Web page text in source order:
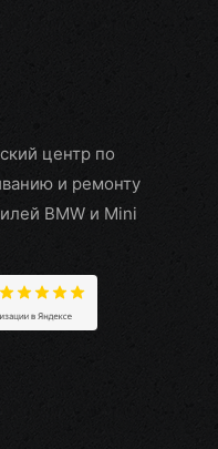
центр по
и ремонту
BMW и Mini